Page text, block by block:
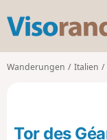
Wanderungen Italien
Tor des